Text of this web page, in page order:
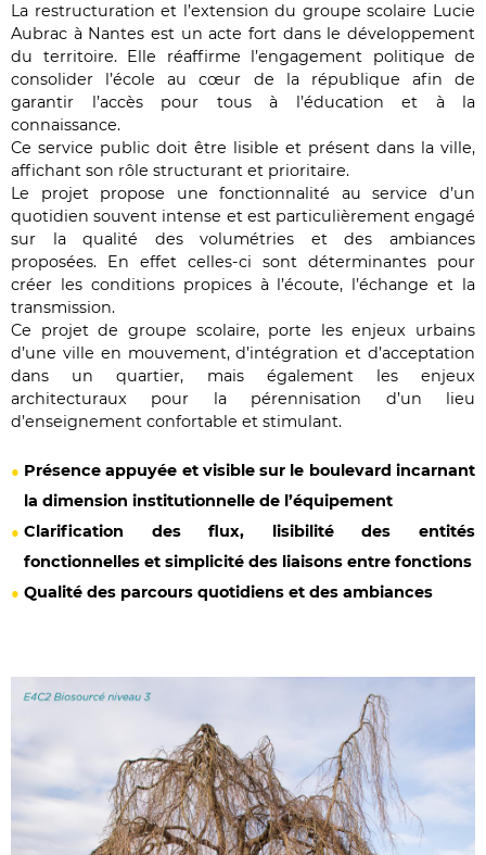
La restructuration et l’extension du groupe scolaire Lucie
Aubrac à Nantes est un acte fort dans le développement
du territoire. Elle réaffirme l’engagement politique de
consolider l’école au cœur de la république aﬁn de
garantir l’accès pour tous à l’éducation et à la
connaissance.
Ce service public doit être lisible et présent dans la ville,
affichant son rôle structurant et prioritaire.
Le projet propose une fonctionnalité au service d’un
quotidien souvent intense et est particulièrement engagé
sur la qualité des volumétries et des ambiances
proposées. En effet celles-ci sont déterminantes pour
créer les conditions propices à l’écoute, l’échange et la
transmission.
Ce projet de groupe scolaire, porte les enjeux urbains
d’une ville en mouvement, d’intégration et d’acceptation
dans un quartier, mais également les enjeux
architecturaux pour la pérennisation d’un lieu
d’enseignement confortable et stimulant.
Présence appuyée et visible sur le boulevard incarnant
la dimension institutionnelle de l’équipement
Clarification des flux, lisibilité des entités
fonctionnelles et simplicité des liaisons entre fonctions
Qualité des parcours quotidiens et des ambiances